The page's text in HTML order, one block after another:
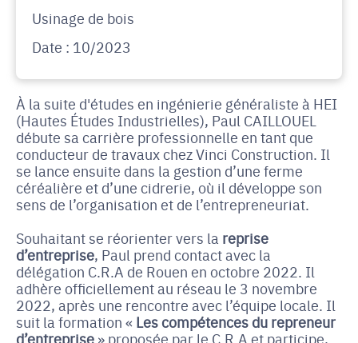
Usinage de bois
Date : 10/2023
À la suite d'études en ingénierie généraliste à HEI
(Hautes Études Industrielles), Paul CAILLOUEL
débute sa carrière professionnelle en tant que
conducteur de travaux chez Vinci Construction. Il
se lance ensuite dans la gestion d’une ferme
céréalière et d’une cidrerie, où il développe son
sens de l’organisation et de l’entrepreneuriat.
Souhaitant se réorienter vers la reprise
d’entreprise, Paul prend contact avec la
délégation C.R.A de Rouen en octobre 2022. Il
adhère officiellement au réseau le 3 novembre
2022, après une rencontre avec l’équipe locale. Il
suit la formation « Les compétences du repreneur
d’entreprise » proposée par le C.R.A et participe,